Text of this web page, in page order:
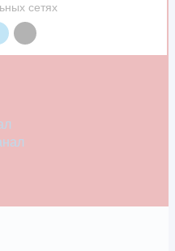
сетях
свой населенный пункт в